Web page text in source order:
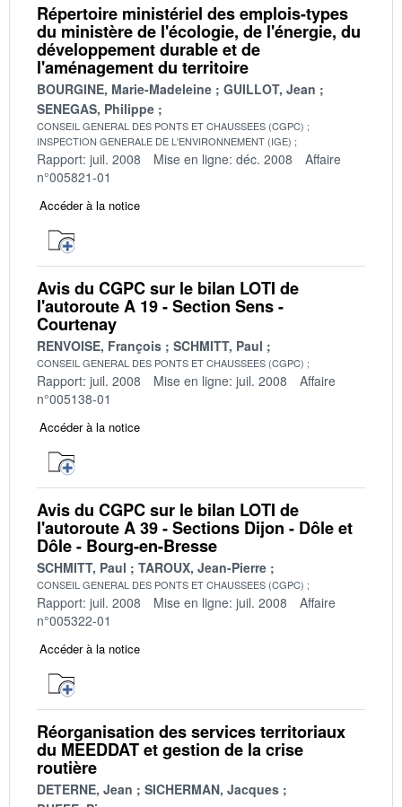
Répertoire ministériel des emplois-types
du ministère de l'écologie, de l'énergie, du
développement durable et de
l'aménagement du territoire
BOURGINE, Marie-Madeleine
GUILLOT, Jean
SENEGAS, Philippe
CONSEIL GENERAL DES PONTS ET CHAUSSEES (CGPC)
INSPECTION GENERALE DE L'ENVIRONNEMENT (IGE)
Rapport: juil. 2008 Mise en ligne: déc. 2008
Affaire
n°005821-01
Accéder à la notice
Avis du CGPC sur le bilan LOTI de
l'autoroute A 19 - Section Sens -
Courtenay
RENVOISE, François SCHMITT, Paul
CONSEIL GENERAL DES PONTS ET CHAUSSEES (CGPC)
Rapport: juil. 2008 Mise en ligne: juil. 2008
Affaire
n°005138-01
Accéder à la notice
Avis du CGPC sur le bilan LOTI de
l'autoroute A 39 - Sections Dijon - Dôle et
Dôle - Bourg-en-Bresse
SCHMITT, Paul TAROUX, Jean-Pierre
CONSEIL GENERAL DES PONTS ET CHAUSSEES (CGPC)
Rapport: juil. 2008 Mise en ligne: juil. 2008
Affaire
n°005322-01
Accéder à la notice
Réorganisation des services territoriaux
du MEEDDAT et gestion de la crise
routière
DETERNE, Jean
SICHERMAN, Jacques